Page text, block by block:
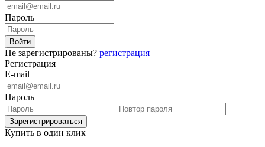
Пароль
Не зарегистрированы? регистрация
Регистрация
E-mail
Пароль
Купить в один клик